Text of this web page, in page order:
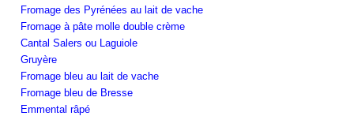
Fromage des Pyrénées au lait de vache
Fromage à pâte molle double crème
Cantal Salers ou Laguiole
Gruyère
Fromage bleu au lait de vache
Fromage bleu de Bresse
Emmental râpé